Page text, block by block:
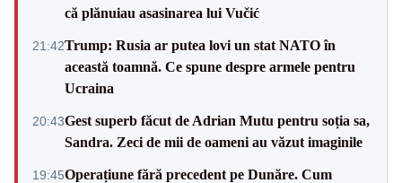
că plănuiau asasinarea lui Vučić
21:42Trump: Rusia ar putea lovi un stat NATO în
această toamnă. Ce spune despre armele pentru
Ucraina
20:43Gest superb făcut de Adrian Mutu pentru soția sa,
Sandra. Zeci de mii de oameni au văzut imaginile
19:45Operațiune fără precedent pe Dunăre. Cum